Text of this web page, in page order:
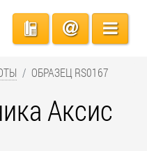
ОБРАЗЕЦ RS0167
Аксис